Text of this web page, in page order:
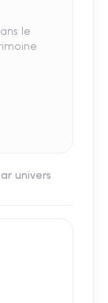
le
univers